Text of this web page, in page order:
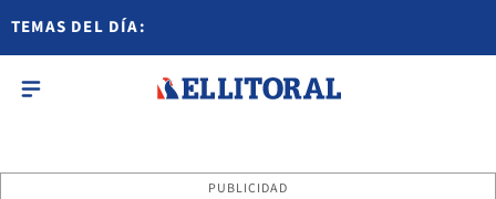
TEMAS DEL DÍA:
PUBLICIDAD